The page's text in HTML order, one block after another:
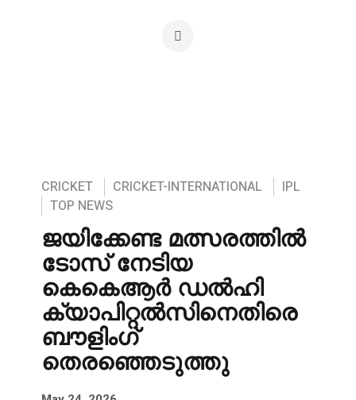
CRICKET CRICKET-INTERNATIONAL
IPL
TOP NEWS
ജയിക്കേണ്ട മത്സരത്തിൽ
ടോസ് നേടിയ
കെകെആർ ഡൽഹി
ക്യാപിറ്റൽസിനെതിരെ
ബൗളിംഗ്
തെരഞ്ഞെടുത്തു